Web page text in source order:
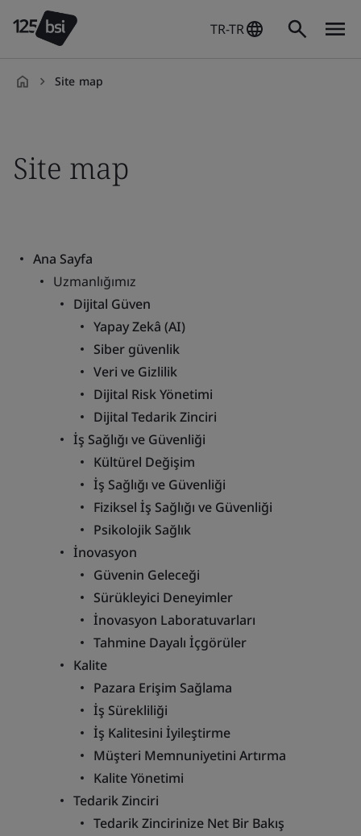
TR-TR
Site map
Site map
Ana Sayfa
Uzmanlığımız
Dijital Güven
Yapay Zekâ (AI)
Siber güvenlik
Veri ve Gizlilik
Dijital Risk Yönetimi
Dijital Tedarik Zinciri
İş Sağlığı ve Güvenliği
Kültürel Değişim
İş Sağlığı ve Güvenliği
Fiziksel İş Sağlığı ve Güvenliği
Psikolojik Sağlık
İnovasyon
Güvenin Geleceği
Sürükleyici Deneyimler
İnovasyon Laboratuvarları
Tahmine Dayalı İçgörüler
Kalite
Pazara Erişim Sağlama
İş Sürekliliği
İş Kalitesini İyileştirme
Müşteri Memnuniyetini Artırma
Kalite Yönetimi
Tedarik Zinciri
Tedarik Zincirinize Net Bir Bakış